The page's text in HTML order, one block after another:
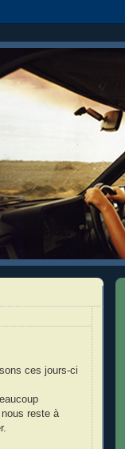
ces jours-ci
reste à